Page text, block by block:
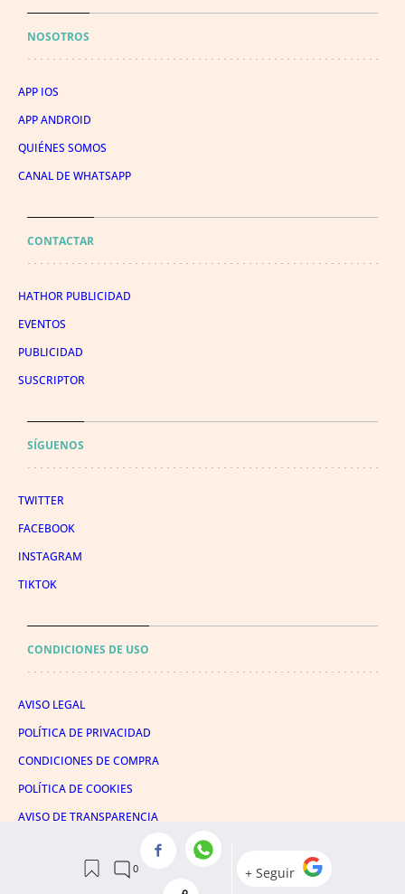
NOSOTROS
APP IOS
APP ANDROID
QUIÉNES SOMOS
CANAL DE WHATSAPP
CONTACTAR
HATHOR PUBLICIDAD
EVENTOS
PUBLICIDAD
SUSCRIPTOR
SÍGUENOS
TWITTER
FACEBOOK
INSTAGRAM
TIKTOK
CONDICIONES DE USO
AVISO LEGAL
POLÍTICA DE PRIVACIDAD
CONDICIONES DE COMPRA
POLÍTICA DE COOKIES
AVISO DE TRANSPARENCIA